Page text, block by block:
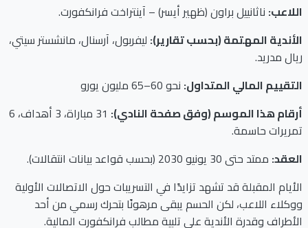
اللاعب: ناثانييل براون (ظهير أيسر) – آينتراخت فرانكفورت.
الأندية المهتمة (بحسب تقارير): ليفربول، آرسنال، مانشستر سيتي،
ريال مدريد.
التقييم المالي المتداول: نحو 60–65 مليون يورو
أرقام هذا الموسم (وفق صفحة النادي):
31 مباراة، 3 أهداف، 6
تمريرات حاسمة.
العقد: ممتد حتى 30 يونيو 2030 (بحسب قواعد بيانات انتقالات).
الأيام المقبلة قد تشهد تزايدًا في التسريبات حول الاتصالات الأولية
ووكلاء اللاعب، لكن الحسم يبقى مرهونًا بتحرك رسمي من أحد
الأطراف وقدرة الأندية على تلبية مطالب فرانكفورت المالية.